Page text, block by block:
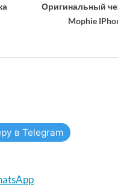
Оригинальный
Mophie
в Telegram